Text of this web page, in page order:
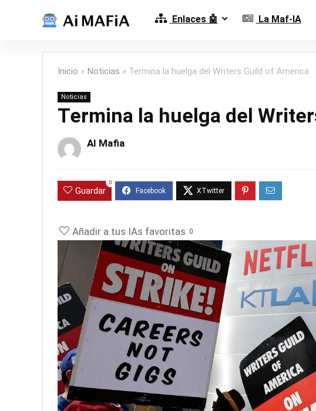
Enlaces 🤖 La Maf-IA
Inicio » Noticias » Termina la huelga del Writers Guild of America
Noticias
Termina la huelga del
AI Mafia
Guardar
0
Añadir a tus IAs favoritas 0